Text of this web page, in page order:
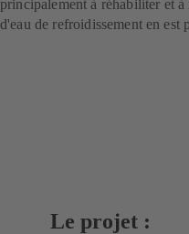
principalement à réhabiliter et
d'eau de refroidissement en est
Le projet :